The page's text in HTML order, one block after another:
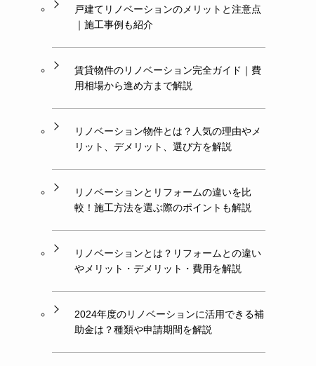
戸建てリノベーションのメリットと注意点
｜施工事例も紹介
賃貸物件のリノベーション完全ガイド｜費
用相場から進め方まで解説
リノベーション物件とは？人気の理由やメ
リット、デメリット、選び方を解説
リノベーションとリフォームの違いを比
較！施工方法を選ぶ際のポイントも解説
リノベーションとは？リフォームとの違い
やメリット・デメリット・費用を解説
2024年度のリノベーションに活用できる補
助金は？種類や申請期間を解説